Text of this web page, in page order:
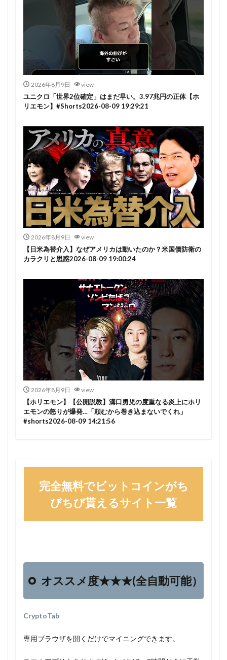
2026年8月9日 view
ユニクロ「世界2位確定」はまだ早い。3.97兆円の正体【ホ
リエモン】#Shorts2026-08-09 19:29:21
2026年8月9日 view
【日米為替介入】なぜアメリカは動いたのか？米国債防衛の
カラクリと思惑2026-08-09 19:00:24
2026年8月9日 view
【ホリエモン】【公開説教】溝口勇児の度重なる炎上にホリ
エモンの怒りが爆発…「頼むから巻き込まないでくれ」
#shorts2026-08-09 14:21:56
完全無料でビットコインがち
びちび貰えるサイト一覧
オススメ度★★★(全自動可能）
CryptoTab
専用ブラウザを開くだけでマイニングできます。